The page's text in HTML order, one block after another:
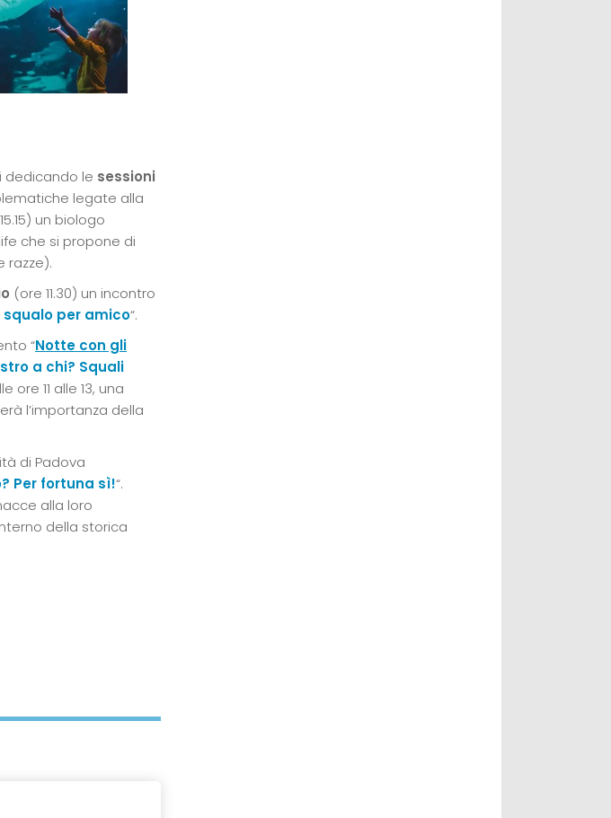
dedicando le sessioni
legate alla
un biologo
che si propone di
razze).
(ore 11.30) un incontro
squalo per amico“.
“Notte con gli
a chi? Squali
ore 11 alle 13, una
l’importanza della
di Padova
Per fortuna sì!“.
alla loro
della storica